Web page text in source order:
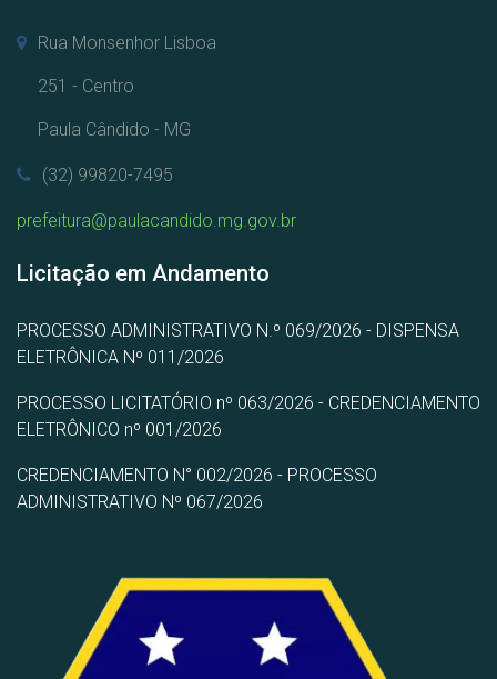
Rua Monsenhor Lisboa
251 - Centro
Paula Cândido - MG
(32) 99820-7495
prefeitura@paulacandido.mg.gov.br
Licitação em Andamento
PROCESSO ADMINISTRATIVO N.º 069/2026 - DISPENSA
ELETRÔNICA Nº 011/2026
PROCESSO LICITATÓRIO nº 063/2026 - CREDENCIAMENTO
ELETRÔNICO nº 001/2026
CREDENCIAMENTO N° 002/2026 - PROCESSO
ADMINISTRATIVO Nº 067/2026